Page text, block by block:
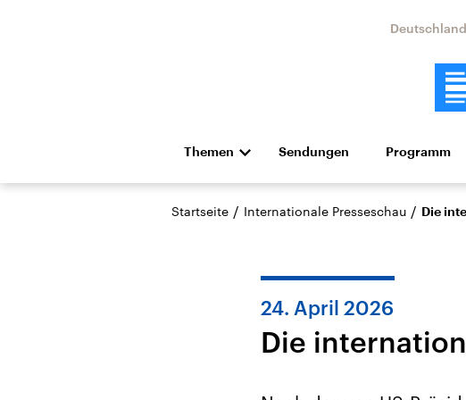
Themen
Die Nachrichten Politik Wirtschaft
Hörspiel und Feature Musik
Sendungen Programm
Startseite / Internationale Presseschau / Die
24. April 2026
Die